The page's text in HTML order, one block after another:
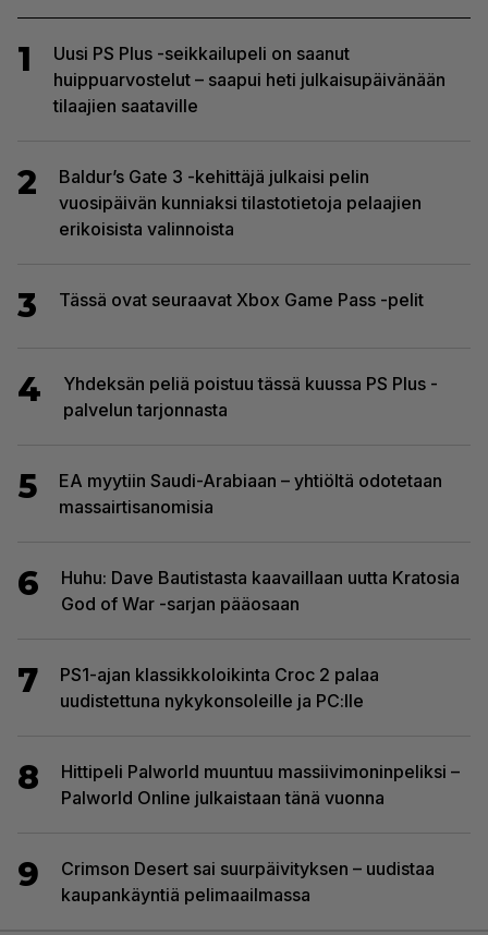
1
Uusi PS Plus -seikkailupeli on saanut
huippuarvostelut – saapui heti julkaisupäivänään
tilaajien saataville
2
Baldur’s Gate 3 -kehittäjä julkaisi pelin
vuosipäivän kunniaksi tilastotietoja pelaajien
erikoisista valinnoista
3 Tässä ovat seuraavat Xbox Game Pass -pelit
4
Yhdeksän peliä poistuu tässä kuussa PS Plus -
palvelun tarjonnasta
5
EA myytiin Saudi-Arabiaan – yhtiöltä odotetaan
massairtisanomisia
6
Huhu: Dave Bautistasta kaavaillaan uutta Kratosia
God of War -sarjan pääosaan
7
PS1-ajan klassikkoloikinta Croc 2 palaa
uudistettuna nykykonsoleille ja PC:lle
8
Hittipeli Palworld muuntuu massiivimoninpeliksi –
Palworld Online julkaistaan tänä vuonna
9
Crimson Desert sai suurpäivityksen – uudistaa
kaupankäyntiä pelimaailmassa